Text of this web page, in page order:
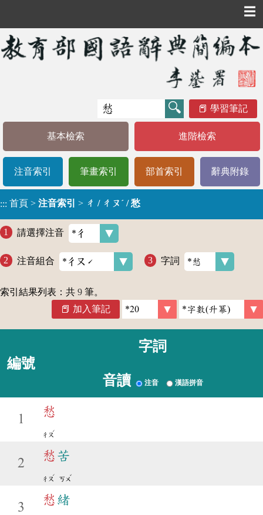
☰
學習筆記
基本檢索 進階檢索
注音索引 筆畫索引 部首索引 辭典附錄
::: 首頁 > 注音索引 > ㄔ / ㄔㄡˊ / 愁
請選擇注音
注音組合 字詞
索引結果列表：共 9 筆。
加入筆記
編號
字詞
音讀 注音 漢語拼音
1
愁
ㄔㄡ
ˊ
2
愁 苦
ㄔㄡ
ˊ
ㄎㄨ
ˇ
3
愁 緒